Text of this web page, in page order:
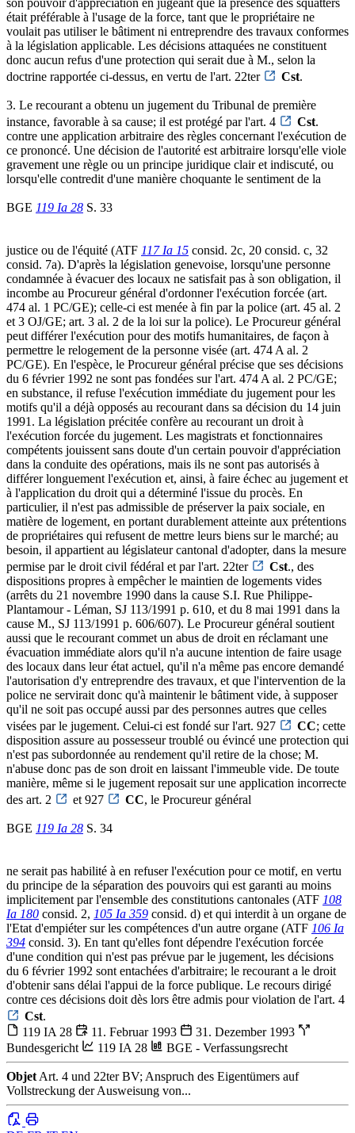
était préférable à l'usage de la force, tant que le propriétaire ne
voulait pas utiliser le bâtiment ni entreprendre des travaux conformes
à la législation applicable. Les décisions attaquées ne constituent
donc aucun refus d'une protection qui serait due à M., selon la
doctrine rapportée ci-dessus, en vertu de l'art. 22ter
Cst.
3. Le recourant a obtenu un jugement du Tribunal de première
instance, favorable à sa cause; il est protégé par l'art. 4
Cst.
contre une application arbitraire des règles concernant l'exécution de
ce prononcé. Une décision de l'autorité est arbitraire lorsqu'elle viole
gravement une règle ou un principe juridique clair et indiscuté, ou
lorsqu'elle contredit d'une manière choquante le sentiment de la
BGE 119 Ia 28 S. 33
justice ou de l'équité (ATF 117 Ia 15 consid. 2c, 20 consid. c, 32
consid. 7a). D'après la législation genevoise, lorsqu'une personne
condamnée à évacuer des locaux ne satisfait pas à son obligation, il
incombe au Procureur général d'ordonner l'exécution forcée (art.
474 al. 1 PC/GE); celle-ci est menée à fin par la police (art. 45 al. 2
et 3 OJ/GE; art. 3 al. 2 de la loi sur la police). Le Procureur général
peut différer l'exécution pour des motifs humanitaires, de façon à
permettre le relogement de la personne visée (art. 474 A al. 2
PC/GE). En l'espèce, le Procureur général précise que ses décisions
du 6 février 1992 ne sont pas fondées sur l'art. 474 A al. 2 PC/GE;
en substance, il refuse l'exécution immédiate du jugement pour les
motifs qu'il a déjà opposés au recourant dans sa décision du 14 juin
1991. La législation précitée confère au recourant un droit à
l'exécution forcée du jugement. Les magistrats et fonctionnaires
compétents jouissent sans doute d'un certain pouvoir d'appréciation
dans la conduite des opérations, mais ils ne sont pas autorisés à
différer longuement l'exécution et, ainsi, à faire échec au jugement et
à l'application du droit qui a déterminé l'issue du procès. En
particulier, il n'est pas admissible de préserver la paix sociale, en
matière de logement, en portant durablement atteinte aux prétentions
de propriétaires qui refusent de mettre leurs biens sur le marché; au
besoin, il appartient au législateur cantonal d'adopter, dans la mesure
permise par le droit civil fédéral et par l'art. 22ter
Cst., des
dispositions propres à empêcher le maintien de logements vides
(arrêts du 21 novembre 1990 dans la cause S.I. Rue Philippe-
Plantamour - Léman, SJ 113/1991 p. 610, et du 8 mai 1991 dans la
cause M., SJ 113/1991 p. 606/607). Le Procureur général soutient
aussi que le recourant commet un abus de droit en réclamant une
évacuation immédiate alors qu'il n'a aucune intention de faire usage
des locaux dans leur état actuel, qu'il n'a même pas encore demandé
l'autorisation d'y entreprendre des travaux, et que l'intervention de la
police ne servirait donc qu'à maintenir le bâtiment vide, à supposer
qu'il ne soit pas occupé aussi par des personnes autres que celles
visées par le jugement. Celui-ci est fondé sur l'art. 927
CC; cette
disposition assure au possesseur troublé ou évincé une protection qui
n'est pas subordonnée au rendement qu'il retire de la chose; M.
n'abuse donc pas de son droit en laissant l'immeuble vide. De toute
manière, même si le jugement reposait sur une application incorrecte
des art. 2
et 927 CC, le Procureur général
BGE 119 Ia 28 S. 34
ne serait pas habilité à en refuser l'exécution pour ce motif, en vertu
du principe de la séparation des pouvoirs qui est garanti au moins
implicitement par l'ensemble des constitutions cantonales (ATF 108
Ia 180 consid. 2, 105 Ia 359 consid. d) et qui interdit à un organe de
l'Etat d'empiéter sur les compétences d'un autre organe (ATF 106 Ia
394 consid. 3). En tant qu'elles font dépendre l'exécution forcée
d'une condition qui n'est pas prévue par le jugement, les décisions
du 6 février 1992 sont entachées d'arbitraire; le recourant a le droit
d'obtenir sans délai l'appui de la force publique. Le recours dirigé
contre ces décisions doit dès lors être admis pour violation de l'art. 4
Cst.
119 IA 28
11. Februar 1993
31. Dezember 1993
Bundesgericht
119 IA 28 BGE - Verfassungsrecht
Objet Art. 4 und 22ter BV; Anspruch des Eigentümers auf
Vollstreckung der Ausweisung von...